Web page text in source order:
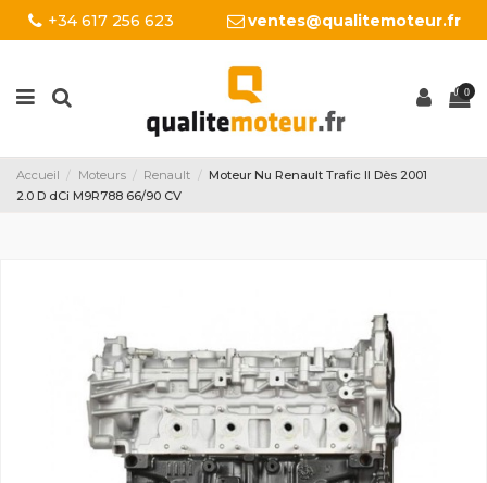
+34 617 256 623 ventes@qualitemoteur.fr
0
Accueil Moteurs Renault
Moteur Nu Renault Trafic II Dès 2001
2.0 D dCi M9R788 66/90 CV